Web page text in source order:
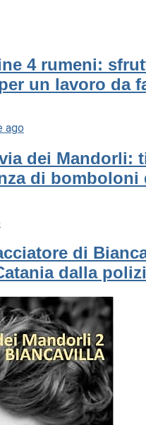
4 rumeni:
un lavoro da
ago
dei Mandorli:
di bomboloni
di
dalla